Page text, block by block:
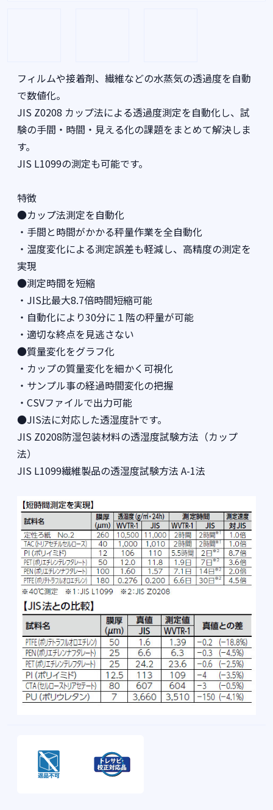
フィルムや接着剤、繊維などの水蒸気の透過度を自動
で数値化。
JIS Z0208 カップ法による透過度測定を自動化し、試
験の手間・時間・見える化の課題をまとめて解決しま
す。
JIS L1099の測定も可能です。
特徴
●カップ法測定を自動化
・手間と時間がかかる秤量作業を全自動化
・温度変化による測定誤差も軽減し、高精度の測定を
実現
●測定時間を短縮
・JIS比最大8.7倍時間短縮可能
・自動化により30分に１階の秤量が可能
・適切な終点を見逃さない
●質量変化をグラフ化
・カップの質量変化を細かく可視化
・サンプル事の経過時間変化の把握
・CSVファイルで出力可能
●JIS法に対応した透湿度計です。
JIS Z0208防湿包装材料の透湿度試験方法（カップ
法）
JIS L1099繊維製品の透湿度試験方法 A-1法